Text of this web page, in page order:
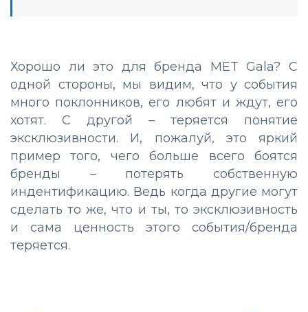
Хорошо ли это для бренда MET Gala? С
одной стороны, мы видим, что у события
много поклонников, его любят и ждут, его
хотят. С другой – теряется понятие
эксклюзивности. И, пожалуй, это яркий
пример того, чего больше всего боятся
бренды – потерять собственную
индентификацию. Ведь когда другие могут
сделать то же, что и ты, то эксклюзивность
и сама ценность этого события/бренда
теряется.